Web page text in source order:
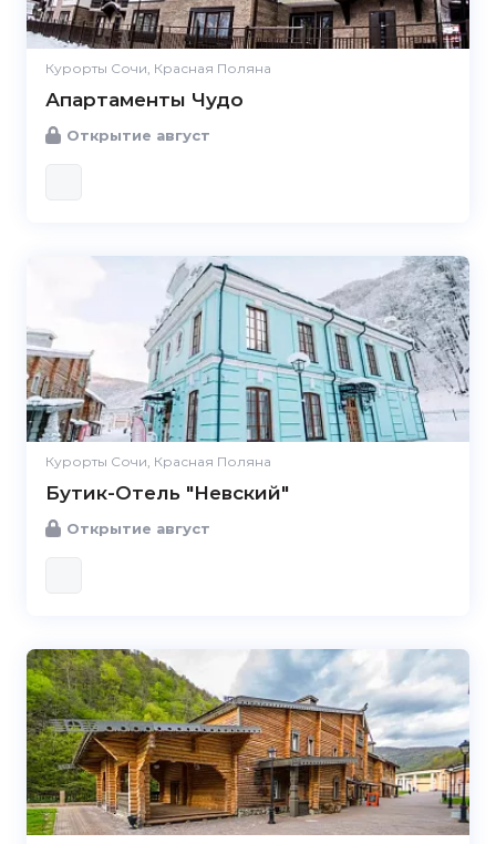
Курорты Сочи, Красная Поляна
Апартаменты Чудо
Открытие август
Курорты Сочи, Красная Поляна
Бутик-Отель "Невский"
Открытие август